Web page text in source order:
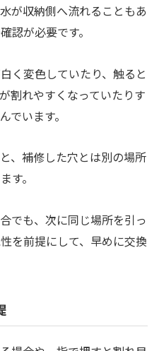
が収納側へ流れることもあ
認が必要です。
く変色していたり、触ると
割れやすくなっていたりす
でいます。
、補修した穴とは別の場所
す。
でも、次に同じ場所を引っ
を前提にして、早めに交換